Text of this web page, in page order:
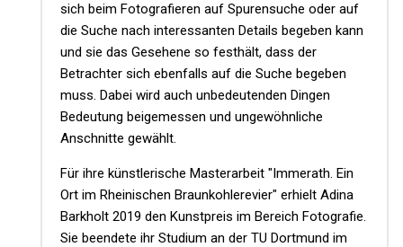
sich beim Fotografieren auf Spurensuche oder auf
die Suche nach interessanten Details begeben kann
und sie das Gesehene so festhält, dass der
Betrachter sich ebenfalls auf die Suche begeben
muss. Dabei wird auch unbedeutenden Dingen
Bedeutung beigemessen und ungewöhnliche
Anschnitte gewählt.
Für ihre künstlerische Masterarbeit "Immerath. Ein
Ort im Rheinischen Braunkohlerevier" erhielt Adina
Barkholt 2019 den Kunstpreis im Bereich Fotografie.
Sie beendete ihr Studium an der TU Dortmund im